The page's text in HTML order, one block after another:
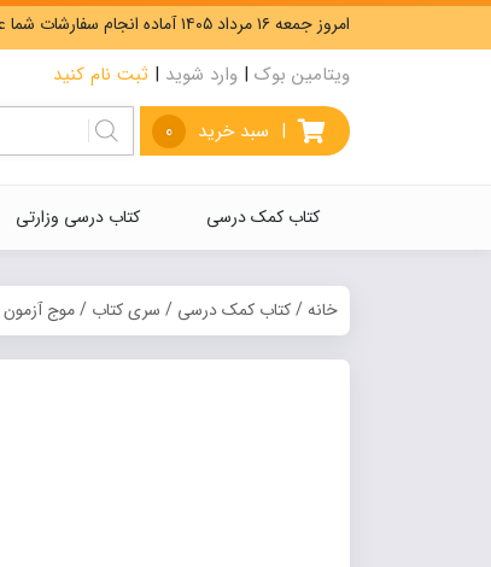
امروز جمعه ۱۶ مرداد ۱۴۰۵ آماده انجام سفارشات شما عزیزان هستیم. ارسال رایگان سفارشات بیشتر از 5،000،000 تومان.
ویتامین بوک | وارد شوید | ثبت نام کنید
| سبد خرید 0
کتاب کمک درسی کتاب درسی وزارتی
خانه/کتاب کمک درسی / سری کتاب /موج آزمون